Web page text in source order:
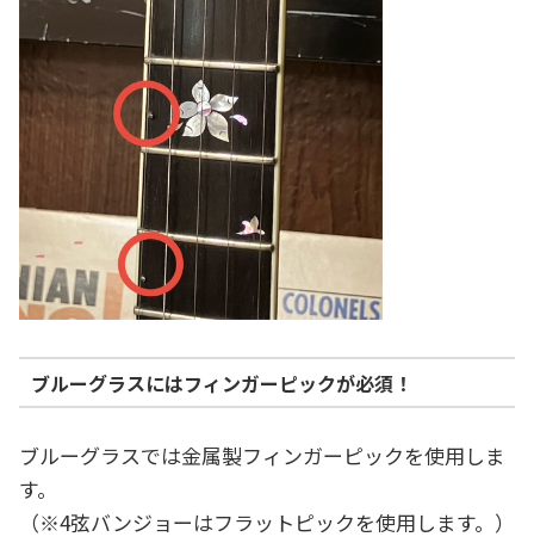
ブルーグラスにはフィンガーピックが必須！
ブルーグラスでは金属製フィンガーピックを使用しま
す。
（※4弦バンジョーはフラットピックを使用します。）